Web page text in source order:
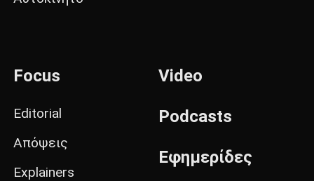
Focus
Editorial
Απόψεις
Explainers
Video
Podcasts
Εφημερίδες